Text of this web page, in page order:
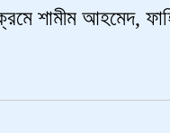
শামীম আহমেদ,